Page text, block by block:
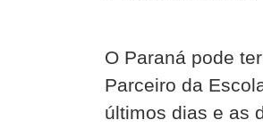
O Paraná pode
Parceiro da
últimos dias e as